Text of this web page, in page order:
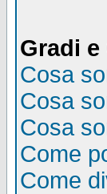
Gradi
Cosa
Cosa
Cosa
Come
Come